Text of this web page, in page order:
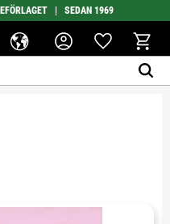
| SEDAN 1969
Favoriter